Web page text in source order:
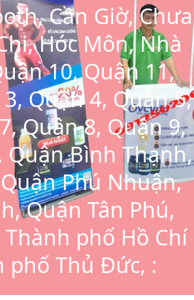
Cần Giờ, Chưa
Hóc Môn, Nhà
10, Quận 11,
Quận 4, Quận 5,
Quận 8, Quận 9,
Quận Bình Thạnh,
Phú Nhuận,
Quận Tân Phú,
phố Hồ Chí
phố Thủ Đức, :